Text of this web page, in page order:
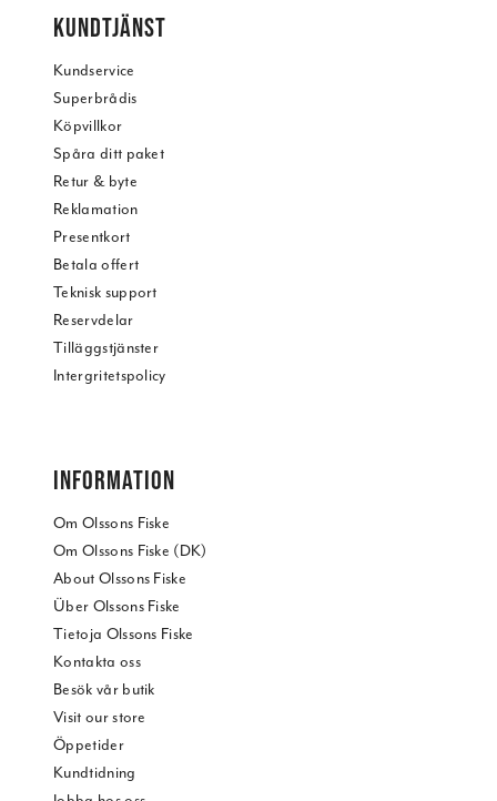
KUNDTJÄNST
Kundservice
Superbrådis
Köpvillkor
Spåra ditt paket
Retur & byte
Reklamation
Presentkort
Betala offert
Teknisk support
Reservdelar
Tilläggstjänster
Intergritetspolicy
INFORMATION
Om Olssons Fiske
Om Olssons Fiske (DK)
About Olssons Fiske
Über Olssons Fiske
Tietoja Olssons Fiske
Kontakta oss
Besök vår butik
Visit our store
Öppetider
Kundtidning